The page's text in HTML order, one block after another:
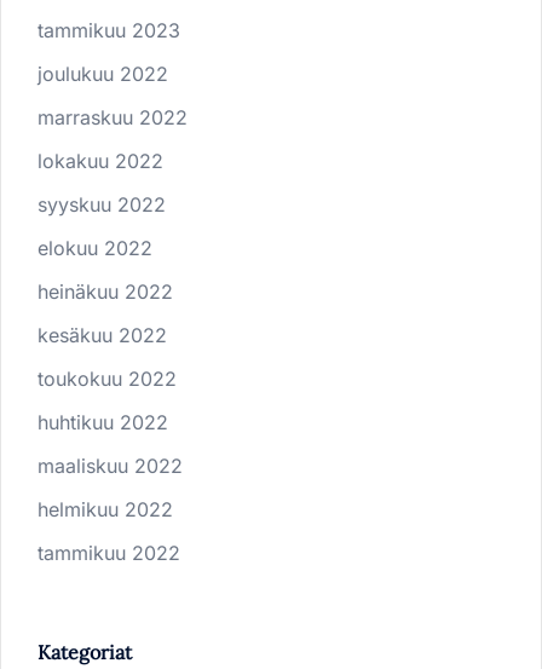
tammikuu 2023
joulukuu 2022
marraskuu 2022
lokakuu 2022
syyskuu 2022
elokuu 2022
heinäkuu 2022
kesäkuu 2022
toukokuu 2022
huhtikuu 2022
maaliskuu 2022
helmikuu 2022
tammikuu 2022
Kategoriat